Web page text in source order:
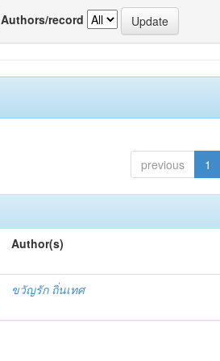
Authors/record
previous 1
Author(s)
ขวัญรัก ถิ่นเทศ